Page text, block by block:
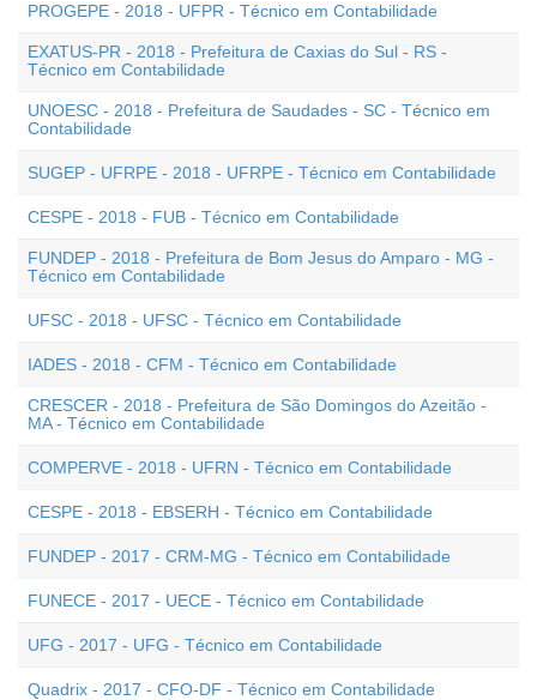
PROGEPE - 2018 - UFPR - Técnico em Contabilidade
EXATUS-PR - 2018 - Prefeitura de Caxias do Sul - RS -
Técnico em Contabilidade
UNOESC - 2018 - Prefeitura de Saudades - SC - Técnico em
Contabilidade
SUGEP - UFRPE - 2018 - UFRPE - Técnico em Contabilidade
CESPE - 2018 - FUB - Técnico em Contabilidade
FUNDEP - 2018 - Prefeitura de Bom Jesus do Amparo - MG -
Técnico em Contabilidade
UFSC - 2018 - UFSC - Técnico em Contabilidade
IADES - 2018 - CFM - Técnico em Contabilidade
CRESCER - 2018 - Prefeitura de São Domingos do Azeitão -
MA - Técnico em Contabilidade
COMPERVE - 2018 - UFRN - Técnico em Contabilidade
CESPE - 2018 - EBSERH - Técnico em Contabilidade
FUNDEP - 2017 - CRM-MG - Técnico em Contabilidade
FUNECE - 2017 - UECE - Técnico em Contabilidade
UFG - 2017 - UFG - Técnico em Contabilidade
Quadrix - 2017 - CFO-DF - Técnico em Contabilidade